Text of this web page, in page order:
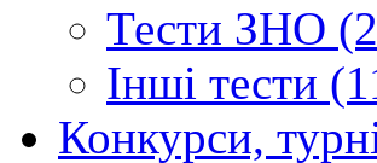
Тести ЗНО
Інші тести
Конкурси,